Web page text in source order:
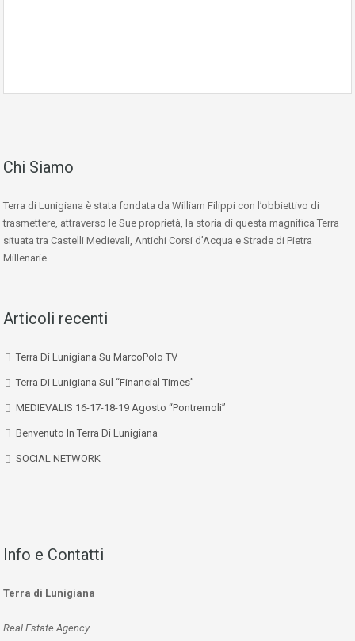
Chi Siamo
Terra di Lunigiana è stata fondata da William Filippi con l’obbiettivo di
trasmettere, attraverso le Sue proprietà, la storia di questa magnifica Terra
situata tra Castelli Medievali, Antichi Corsi d’Acqua e Strade di Pietra
Millenarie.
Articoli recenti
Terra Di Lunigiana Su MarcoPolo TV
Terra Di Lunigiana Sul “Financial Times”
MEDIEVALIS 16-17-18-19 Agosto “Pontremoli”
Benvenuto In Terra Di Lunigiana
SOCIAL NETWORK
Info e Contatti
Terra di Lunigiana
Real Estate Agency